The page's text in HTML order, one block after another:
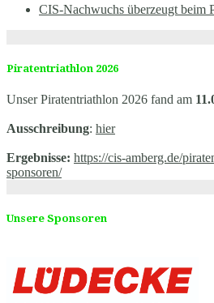
CIS-Nachwuchs überzeugt beim
Piratentriathlon 2026
Unser Piratentriathlon 2026 fand am
Ausschreibung: hier
Ergebnisse: https://cis-amberg.de/
sponsoren/
Unsere Sponsoren